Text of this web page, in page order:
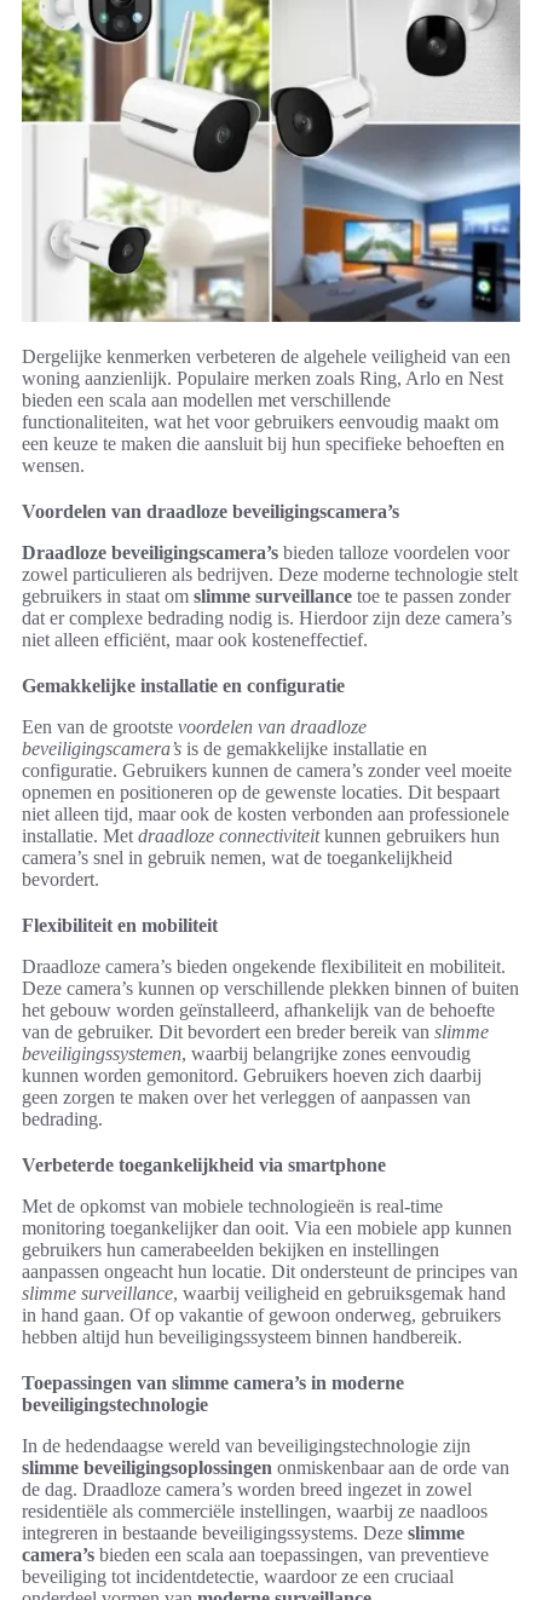
Dergelijke kenmerken verbeteren de algehele veiligheid van een
woning aanzienlijk. Populaire merken zoals Ring, Arlo en Nest
bieden een scala aan modellen met verschillende
functionaliteiten, wat het voor gebruikers eenvoudig maakt om
een keuze te maken die aansluit bij hun specifieke behoeften en
wensen.
Voordelen van draadloze beveiligingscamera’s
Draadloze beveiligingscamera’s bieden talloze voordelen voor
zowel particulieren als bedrijven. Deze moderne technologie stelt
gebruikers in staat om slimme surveillance toe te passen zonder
dat er complexe bedrading nodig is. Hierdoor zijn deze camera’s
niet alleen efficiënt, maar ook kosteneffectief.
Gemakkelijke installatie en configuratie
Een van de grootste voordelen van draadloze
beveiligingscamera’s is de gemakkelijke installatie en
configuratie. Gebruikers kunnen de camera’s zonder veel moeite
opnemen en positioneren op de gewenste locaties. Dit bespaart
niet alleen tijd, maar ook de kosten verbonden aan professionele
installatie. Met draadloze connectiviteitkunnen gebruikers hun
camera’s snel in gebruik nemen, wat de toegankelijkheid
bevordert.
Flexibiliteit en mobiliteit
Draadloze camera’s bieden ongekende flexibiliteit en mobiliteit.
Deze camera’s kunnen op verschillende plekken binnen of buiten
het gebouw worden geïnstalleerd, afhankelijk van de behoefte
van de gebruiker. Dit bevordert een breder bereik van slimme
beveiligingssystemen, waarbij belangrijke zones eenvoudig
kunnen worden gemonitord. Gebruikers hoeven zich daarbij
geen zorgen te maken over het verleggen of aanpassen van
bedrading.
Verbeterde toegankelijkheid via smartphone
Met de opkomst van mobiele technologieën is real-time
monitoring toegankelijker dan ooit. Via een mobiele app kunnen
gebruikers hun camerabeelden bekijken en instellingen
aanpassen ongeacht hun locatie. Dit ondersteunt de principes van
slimme surveillance, waarbij veiligheid en gebruiksgemak hand
in hand gaan. Of op vakantie of gewoon onderweg, gebruikers
hebben altijd hun beveiligingssysteem binnen handbereik.
Toepassingen van slimme camera’s in moderne
beveiligingstechnologie
In de hedendaagse wereld van beveiligingstechnologie zijn
slimme beveiligingsoplossingen onmiskenbaar aan de orde van
de dag. Draadloze camera’s worden breed ingezet in zowel
residentiële als commerciële instellingen, waarbij ze naadloos
integreren in bestaande beveiligingssystems. Deze slimme
camera’s bieden een scala aan toepassingen, van preventieve
beveiliging tot incidentdetectie, waardoor ze een cruciaal